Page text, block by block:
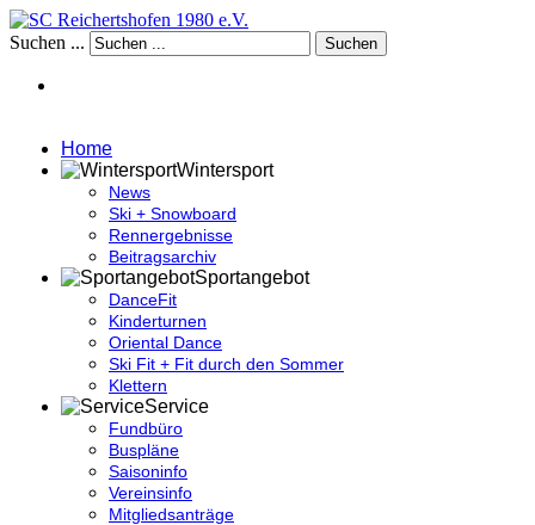
Suchen ... Suchen
Home
Wintersport
News
Ski + Snowboard
Rennergebnisse
Beitragsarchiv
Sportangebot
DanceFit
Kinderturnen
Oriental Dance
Ski Fit + Fit durch den Sommer
Klettern
Service
Fundbüro
Buspläne
Saisoninfo
Vereinsinfo
Mitgliedsanträge